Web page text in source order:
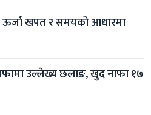
खपत र समयको आधारमा
उल्लेख्य छलाङ, खुद नाफा १७